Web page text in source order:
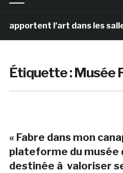
l’art dans les salles de
Étiquette :Musée
« Fabre dans mon
plateforme du musée
destinée à valoriser